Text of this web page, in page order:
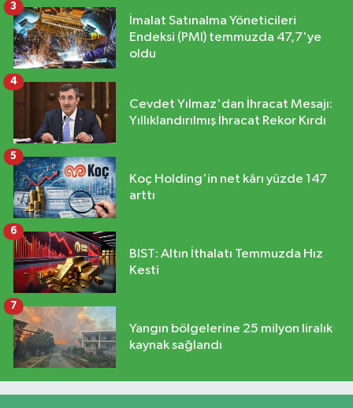
İmalat Satınalma Yöneticileri
Endeksi (PMI) temmuzda 47,7'ye
oldu
3
Cevdet Yılmaz'dan İhracat Mesajı:
Yıllıklandırılmış İhracat Rekor Kırdı
4
Koç Holding'in net kârı yüzde 147
arttı
5
BIST: Altın İthalatı Temmuzda Hız
Kesti
6
Yangın bölgelerine 25 milyon liralık
kaynak sağlandı
7